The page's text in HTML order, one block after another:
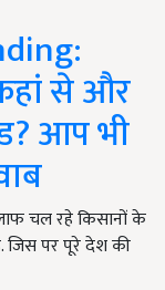
से और
आप भी
चल रहे किसानों के
जिस पर पूरे देश की